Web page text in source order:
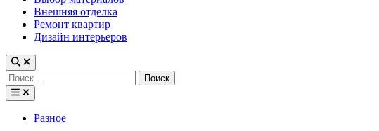
Внешняя отделка
Ремонт квартир
Дизайн интерьеров
Найти:
PostedРазное